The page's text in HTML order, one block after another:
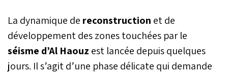
La dynamique de reconstruction et de
développement des zones touchées par le
séisme d’Al Haouz est lancée depuis quelques
jours. Il s’agit d’une phase délicate qui demande